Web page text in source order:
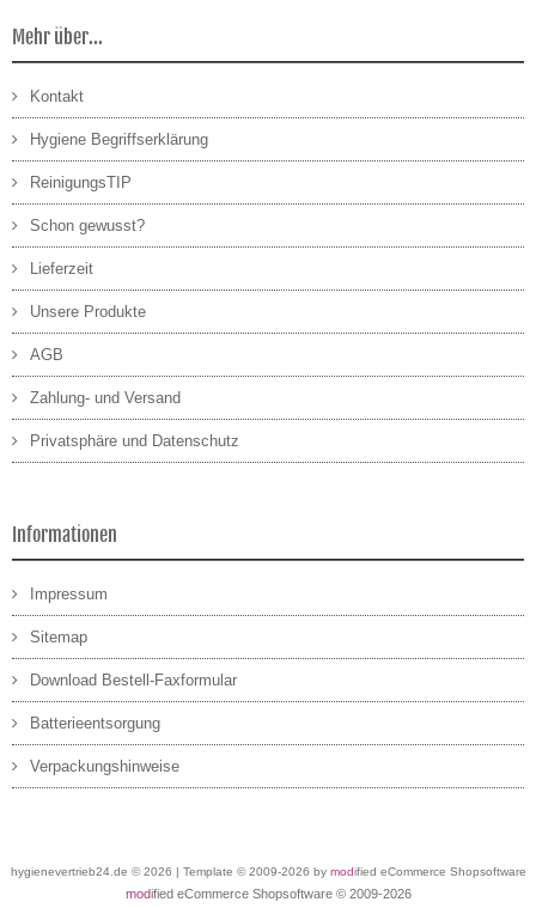
Mehr über...
Kontakt
Hygiene Begriffserklärung
ReinigungsTIP
Schon gewusst?
Lieferzeit
Unsere Produkte
AGB
Zahlung- und Versand
Privatsphäre und Datenschutz
Informationen
Impressum
Sitemap
Download Bestell-Faxformular
Batterieentsorgung
Verpackungshinweise
hygienevertrieb24.de © 2026 | Template © 2009-2026 by modified eCommerce Shopsoftware
modified eCommerce Shopsoftware © 2009-2026